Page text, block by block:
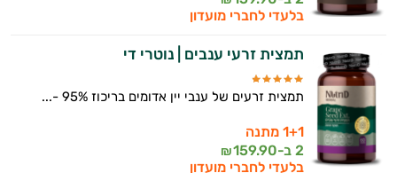
בלעדי לחברי מועדון
תמצית זרעי ענבים | נוטרי די
תמצית זרעים של ענבי יין אדומים בריכוז 95% -...
1+1 מתנה
2 ב-
159.90
₪
בלעדי לחברי מועדון
זה הזמן להתחיל. איך אוכל לעזור?